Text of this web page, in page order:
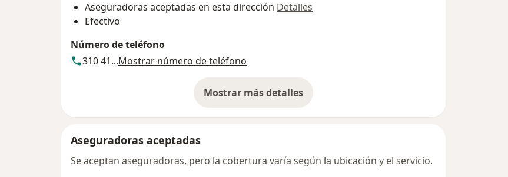
Aseguradoras aceptadas en esta dirección Detalles
Efectivo
Número de teléfono
310 41...Mostrar número de teléfono
Mostrar más detalles
sobre la dirección
Aseguradoras aceptadas
Se aceptan aseguradoras, pero la cobertura varía según la ubicación y el servicio.